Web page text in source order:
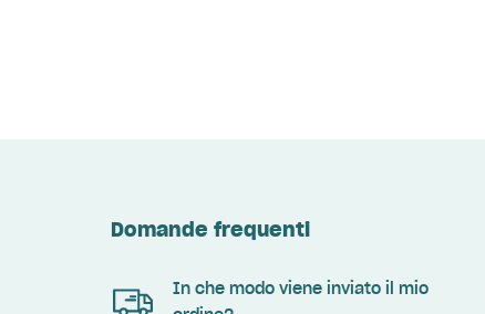
Domande frequenti
In che modo viene inviato il mio